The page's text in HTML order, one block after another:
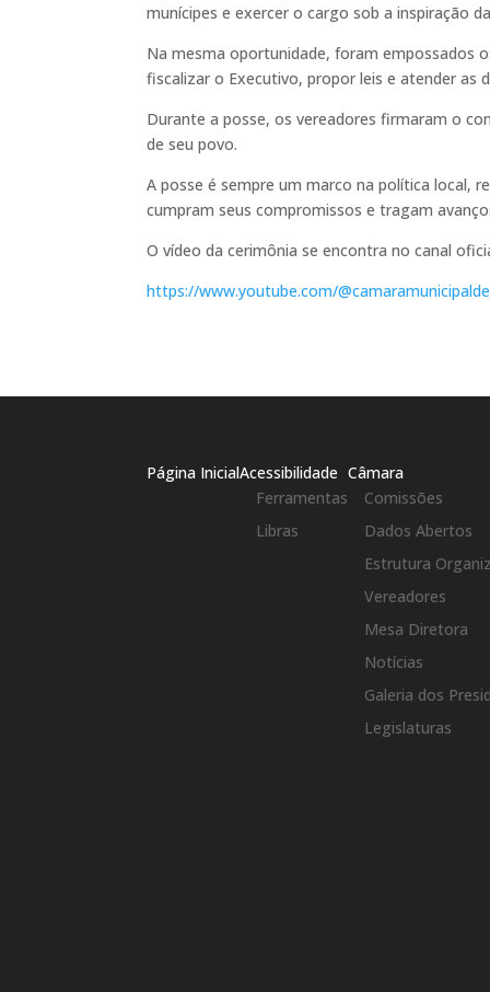
munícipes e exercer o cargo sob a inspiração
Na mesma oportunidade, foram empossados
fiscalizar o Executivo, propor leis e atender as
Durante a posse, os vereadores firmaram o
de seu povo.
A posse é sempre um marco na política local,
cumpram seus compromissos e tragam
O vídeo da cerimônia se encontra no canal
https://www.youtube.com/
Página InicialAcessibilidade
Ferramentas
Libras
Câmara
Comissões
Dados Abertos
Estrutura
Vereadores
Mesa Diretora
Notícias
Galeria dos
Legislaturas